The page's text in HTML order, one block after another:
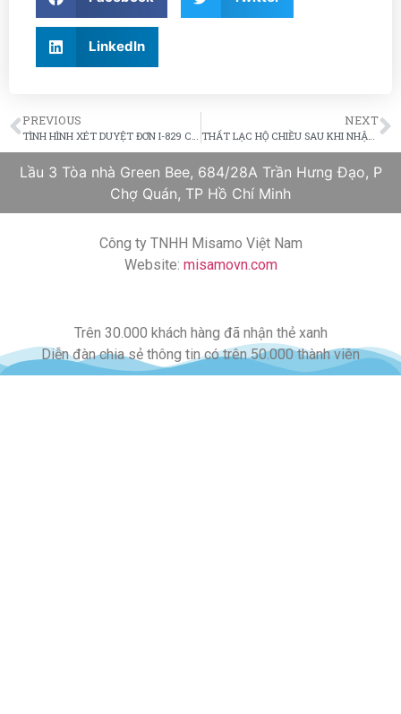
LinkedIn
PREVIOUS NEXT
Lầu 3 Tòa nhà Green Bee, 684/28A Trần Hưng Đạo, P
Chợ Quán, TP Hồ Chí Minh
Công ty TNHH Misamo Việt Nam
Website: misamovn.com
Trên 30.000 khách hàng đã nhận thẻ xanh
Diễn đàn chia sẻ thông tin có trên 50.000 thành viên